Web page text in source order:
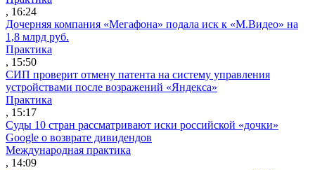
, 16:24
Дочерняя компания «Мегафона» подала иск к «М.Видео» на
1,8 млрд руб.
Практика
, 15:50
СИП проверит отмену патента на систему управления
устройствами после возражений «Яндекса»
Практика
, 15:17
Суды 10 стран рассматривают иски российской «дочки»
Google о возврате дивидендов
Международная практика
, 14:09